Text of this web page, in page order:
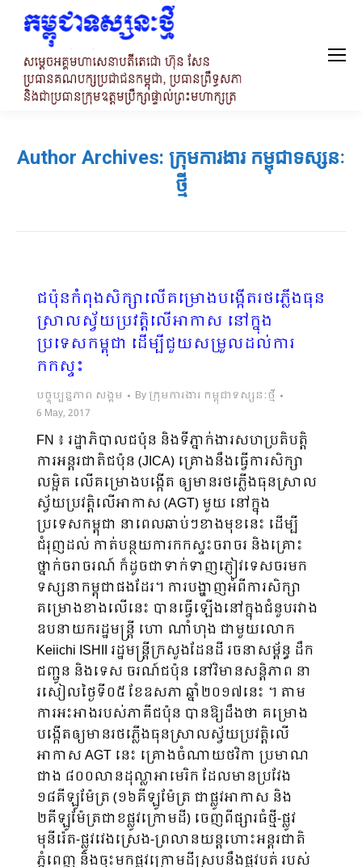
Author Archives: ក្រុមការងារ កម្ពុជាទស្សនៈ
ថ្មី
ជប៉ុនកំពុងសិក្សាលើគម្រោងបង្កើតរថភ្លើងធុន
ស្រាលស្វ័យប្រវត្តិលើអាកាស នៅក្នុង
ប្រទេសកម្ពុជា ដើម្បីជួយសម្រួលដល់ការ
កកស្ទះ
បច្ចុប្បន្នភាព សង្គម By ក្រុមការងារ កម្ពុជាទស្សនៈថ្មី
6 May, 2017
FN ៖ រដ្ឋាភិបាលជប៉ុន និងទីភ្នាក់ងារសហប្រតិបត្តិ
ការអន្តរជាតិជប៉ុន (JICA) គ្រោងនឹងធ្វើការសិក្សា
លម្អិត លើគម្រោងបង្កើត ឲ្យមានរថភ្លើងធុនស្រាល​
ស្វ័យប្រវត្តិលើអាកាស (AGT) មួយ នៅក្នុង
ប្រទេសកម្ពុជា នាពេលឆាប់ៗខាងមុខនេះ ដើម្បី
ជំរុញដល់ កាត់បន្ថយការកកស្ទះចរាចរ និងគ្រោះ
ថ្នាក់ចរាចរណ៍ ​ក៏ដូចជាទាក់ទាញភ្ញៀវទេសចរមក
ទស្សនាកម្ពុជាផងដែរ។ ការបង្ហាញអំពីការសិក្សា
គម្រោងខាងលើនេះ បានធ្វើឡើងនៅក្នុងជំនួបរវាង
ឧបនាយករដ្ឋមន្ត្រី ហោ​ ណាំហុង ជាមួយលោក
Keiichi ISHII រដ្ឋមន្រ្តីក្រសួងដែនដី រចនាសម្ព័ន្ធ ដឹក
ជញ្ជូន និងទេស ចរណ៍ជប៉ុន នៅវិមានសន្តិភាព នា
រសៀលថ្ងៃទី០៥ ខែឧសភា ឆ្នាំ២០១៧នេះ ។ តាម
ការអះអាងរបស់ភាគីជប៉ុន បានឱ្យដឹងថា គម្រោង
បង្កើតឲ្យមានរថភ្លើងធុនស្រាលស្វ័យប្រវត្តិលើ
អាកាស AGT នេះ គ្រោងចំណាយថវិកា ប្រមាណ
ជាង ៨០០លានដុល្លាអាមេរិក ដែលមានប្រវែង
១៨គីឡូម៉ែត្រ (១៦គីឡូម៉ែត្រ ជាផ្លូវអាកាស និង
២គីឡូម៉ែត្រជាខផ្លូវក្រោមដី) ចេញពីផ្សារធំថ្មី-ផ្លូវ
មុនីរ៉េត-ផ្លូវវេងស្រេង-ព្រលានយន្តហោះអន្តរជាតិ
ភ្នំពេញ និងចុះមកផ្លូវក្រោមដីស្របនឹងផ្លូវបត់ របស់